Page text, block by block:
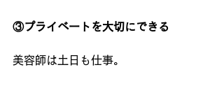
③プライベートを大切にできる
美容師は土日も仕事。